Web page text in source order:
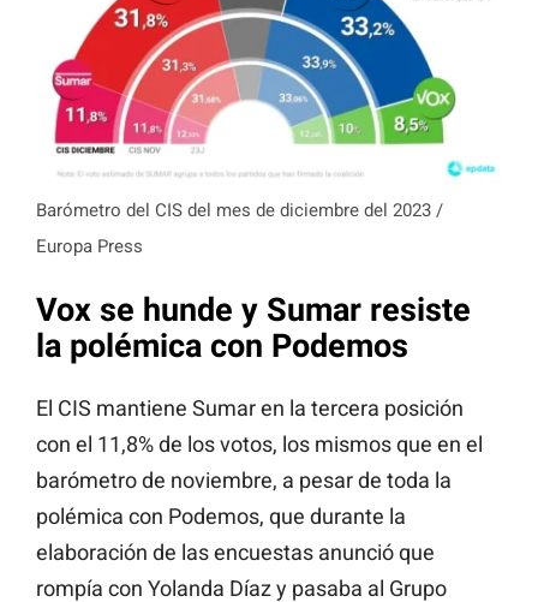
Barómetro del CIS del mes de diciembre del 2023 /
Europa Press
Vox se hunde y Sumar resiste
la polémica con Podemos
El CIS mantiene Sumar en la tercera posición
con el 11,8% de los votos, los mismos que en el
barómetro de noviembre, a pesar de toda la
polémica con Podemos, que durante la
elaboración de las encuestas anunció que
rompía con Yolanda Díaz y pasaba al Grupo